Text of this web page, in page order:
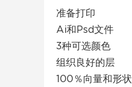
准备打印
Ai和Psd文件
3种可选颜色
组织良好的层
100％向量和形状